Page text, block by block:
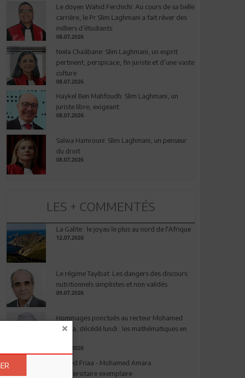
Le doyen Wahid Ferchichi: Au cours de sa belle
carrière, le Pr Slim Laghmani a fait rêver des
milliers d’étudiants
08.07.2026
Neila Chaâbane: Slim Laghmani, un esprit
pertinent, perspicace, fin juriste et d’une vaste
culture
08.07.2026
Haykel Ben Mahfoudh: Slim Laghmani, un
juriste libre, exigeant
08.07.2026
Salwa Hamrouni: Slim Laghmani, un penseur
du droit
08.07.2026
LES + COMMENTÉS
La Galite : le joyau le plus au nord de l'Afrique
12.07.2026
Le régime Tayibat: Les dangers des discours
nutritionnels simplistes et non validés
09.07.2026
Hommages ponctués au recteur Mohamed
Amara, décédé lundi : les mathématiques en
03.08.2026
Ahmed Friaa - Mohamed Amara:
l’Universitaire exemplaire